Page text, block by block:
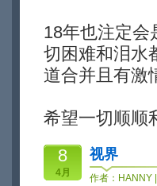
18年也注定会
切困难和泪水
道合并且有激
希望一切顺顺
8
4月
视界
作者： HANNY